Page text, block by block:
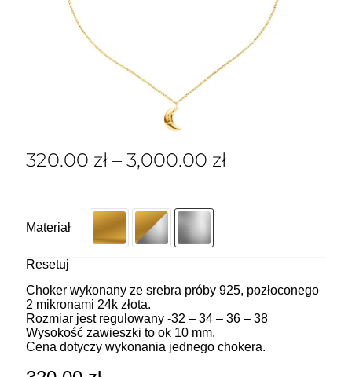
320.00 zł – 3,000.00 zł
Materiał
Resetuj
Choker wykonany ze srebra próby 925, pozłoconego
2 mikronami 24k złota.
Rozmiar jest regulowany -32 – 34 – 36 – 38
Wysokość zawieszki to ok 10 mm.
Cena dotyczy wykonania jednego chokera.